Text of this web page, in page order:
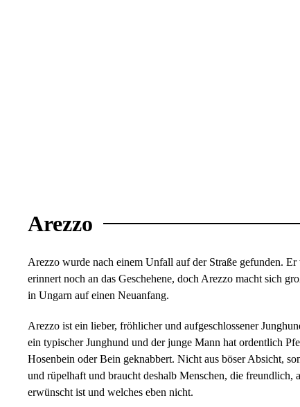
Arezzo
Arezzo wurde nach einem Unfall auf der Straße gefunden.
erinnert noch an das Geschehene, doch Arezzo macht sich
in Ungarn auf einen Neuanfang.
Arezzo ist ein lieber, fröhlicher und aufgeschlossener
ein typischer Junghund und der junge Mann hat ordentlich
Hosenbein oder Bein geknabbert. Nicht aus böser Absicht,
und rüpelhaft und braucht deshalb Menschen, die
erwünscht ist und welches eben nicht.